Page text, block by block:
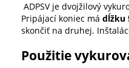
ADPSV je dvojžilový
Pripájací koniec má dĺžku
skončiť na druhej.
Použitie